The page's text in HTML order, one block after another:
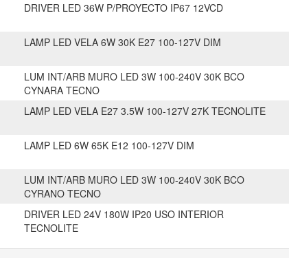
DRIVER LED 36W P/PROYECTO IP67 12VCD
LAMP LED VELA 6W 30K E27 100-127V DIM
LUM INT/ARB MURO LED 3W 100-240V 30K BCO
CYNARA TECNO
LAMP LED VELA E27 3.5W 100-127V 27K TECNOLITE
LAMP LED 6W 65K E12 100-127V DIM
LUM INT/ARB MURO LED 3W 100-240V 30K BCO
CYRANO TECNO
DRIVER LED 24V 180W IP20 USO INTERIOR
TECNOLITE